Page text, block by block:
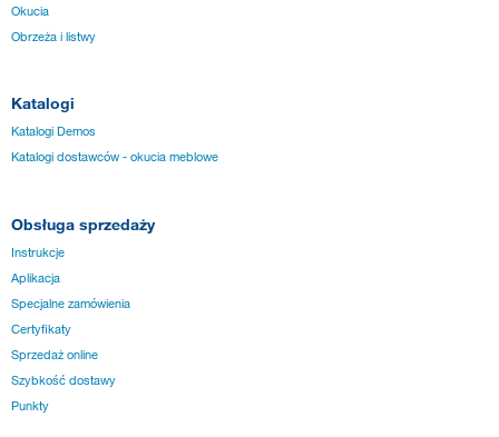
Okucia
Obrzeża i listwy
Katalogi
Katalogi Demos
Katalogi dostawców - okucia meblowe
Obsługa sprzedaży
Instrukcje
Aplikacja
Specjalne zamówienia
Certyfikaty
Sprzedaż online
Szybkość dostawy
Punkty